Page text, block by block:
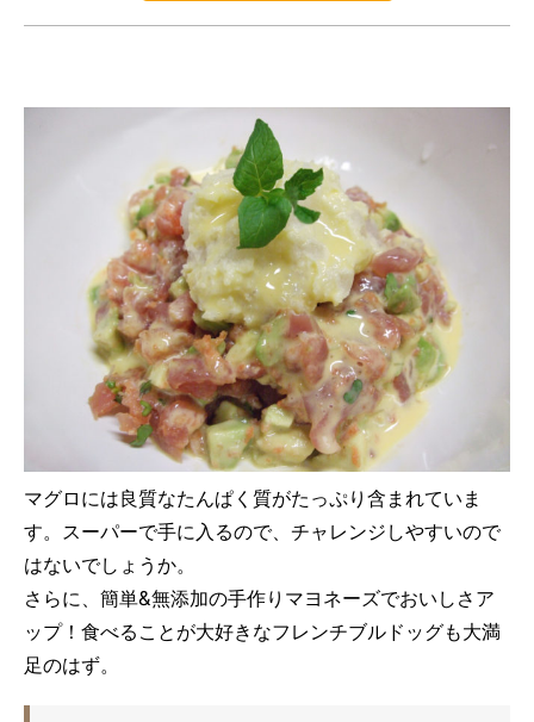
マグロには良質なたんぱく質がたっぷり含まれていま
す。スーパーで手に入るので、チャレンジしやすいので
はないでしょうか。
さらに、簡単&無添加の手作りマヨネーズでおいしさア
ップ！食べることが大好きなフレンチブルドッグも大満
足のはず。